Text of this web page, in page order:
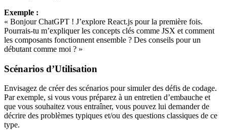
Exemple :
« Bonjour ChatGPT ! J’explore React.js pour la première fois.
Pourrais-tu m’expliquer les concepts clés comme JSX et comment
les composants fonctionnent ensemble ? Des conseils pour un
débutant comme moi ? »
Scénarios d’Utilisation
Envisagez de créer des scénarios pour simuler des défis de codage.
Par exemple, si vous vous préparez à un entretien d’embauche et
que vous souhaitez vous entraîner, vous pouvez lui demander de
décrire des problèmes typiques et/ou des questions classiques de ce
type.